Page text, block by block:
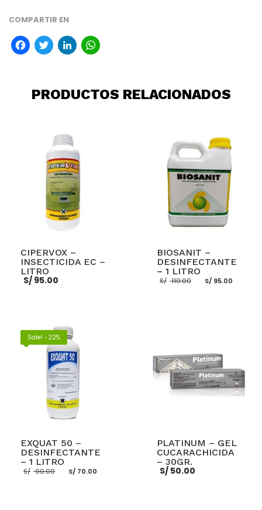
COMPARTIR EN
Facebook
TwitterLinkedIn
PRODUCTOS RELACIONADOS
CIPERVOX –
INSECTICIDA EC –
LITRO
S/ 95.00
AÑADIR AL CARRITO
BIOSANIT –
DESINFECTANTE
– 1 LITRO
S/ 110.00 El
precio
S/95.00
Sale! -22%
EXQUAT 50 –
DESINFECTANTE
– 1 LITRO
S/ 90.00 El
precio
S/ 70.00
PLATINUM – GEL
CUCARACHICIDA
– 30GR.
S/50.00